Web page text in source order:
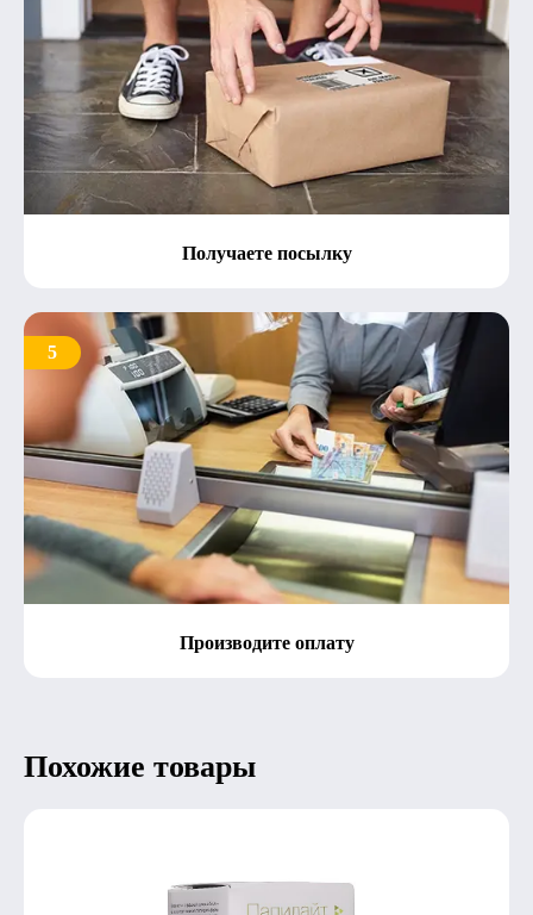
Получаете посылку
5
Производите оплату
Похожие товары